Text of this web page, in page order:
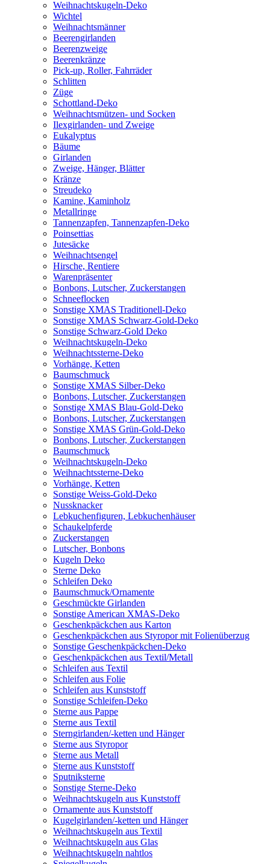
Weihnachtskugeln-Deko
Wichtel
Weihnachtsmänner
Beerengirlanden
Beerenzweige
Beerenkränze
Pick-up, Roller, Fahrräder
Schlitten
Züge
Schottland-Deko
Weihnachtsmützen- und Socken
Ilexgirlanden- und Zweige
Eukalyptus
Bäume
Girlanden
Zweige, Hänger, Blätter
Kränze
Streudeko
Kamine, Kaminholz
Metallringe
Tannenzapfen, Tannenzapfen-Deko
Poinsettias
Jutesäcke
Weihnachtsengel
Hirsche, Rentiere
Warenpräsenter
Bonbons, Lutscher, Zuckerstangen
Schneeflocken
Sonstige XMAS Traditionell-Deko
Sonstige XMAS Schwarz-Gold-Deko
Sonstige Schwarz-Gold Deko
Weihnachtskugeln-Deko
Weihnachtssterne-Deko
Vorhänge, Ketten
Baumschmuck
Sonstige XMAS Silber-Deko
Bonbons, Lutscher, Zuckerstangen
Sonstige XMAS Blau-Gold-Deko
Bonbons, Lutscher, Zuckerstangen
Sonstige XMAS Grün-Gold-Deko
Bonbons, Lutscher, Zuckerstangen
Baumschmuck
Weihnachtskugeln-Deko
Weihnachtssterne-Deko
Vorhänge, Ketten
Sonstige Weiss-Gold-Deko
Nussknacker
Lebkuchenfiguren, Lebkuchenhäuser
Schaukelpferde
Zuckerstangen
Lutscher, Bonbons
Kugeln Deko
Sterne Deko
Schleifen Deko
Baumschmuck/Ornamente
Geschmückte Girlanden
Sonstige American XMAS-Deko
Geschenkpäckchen aus Karton
Geschenkpäckchen aus Styropor mit Folienüberzug
Sonstige Geschenkpäckchen-Deko
Geschenkpäckchen aus Textil/Metall
Schleifen aus Textil
Schleifen aus Folie
Schleifen aus Kunststoff
Sonstige Schleifen-Deko
Sterne aus Pappe
Sterne aus Textil
Sterngirlanden/-ketten und Hänger
Sterne aus Styropor
Sterne aus Metall
Sterne aus Kunststoff
Sputniksterne
Sonstige Sterne-Deko
Weihnachtskugeln aus Kunststoff
Ornamente aus Kunststoff
Kugelgirlanden/-ketten und Hänger
Weihnachtskugeln aus Textil
Weihnachtskugeln aus Glas
Weihnachtskugeln nahtlos